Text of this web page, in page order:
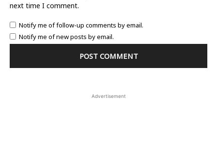
next time I comment.
Notify me of follow-up comments by email.
Notify me of new posts by email.
Advertisement